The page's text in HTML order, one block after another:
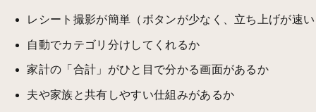
レシート撮影が簡単（ボタンが少なく、立ち上げが速
自動でカテゴリ分けしてくれるか
家計の「合計」がひと目で分かる画面があるか
夫や家族と共有しやすい仕組みがあるか